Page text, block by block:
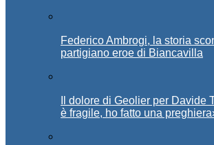
Federico Ambrogi, la storia
partigiano eroe di Biancavilla
Il dolore di Geolier per Davide
è fragile, ho fatto una